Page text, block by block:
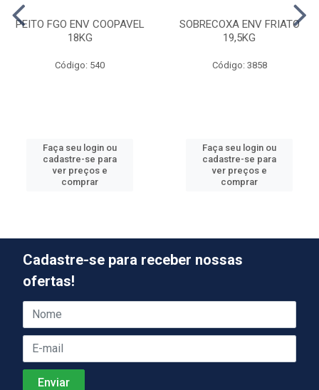
PEITO FGO ENV COOPAVEL
18KG
Código: 540
Faça seu login ou
cadastre-se para
ver preços e
comprar
SOBRECOXA ENV FRIATO
19,5KG
Código: 3858
Faça seu login ou
cadastre-se para
ver preços e
comprar
Cadastre-se para receber nossas
ofertas!